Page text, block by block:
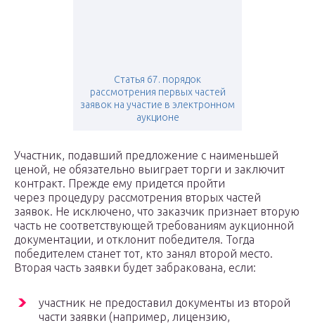
Статья 67. порядок
рассмотрения первых частей
заявок на участие в электронном
аукционе
Участник, подавший предложение с наименьшей
ценой, не обязательно выиграет торги и заключит
контракт. Прежде ему придется пройти
через процедуру рассмотрения вторых частей
заявок. Не исключено, что заказчик признает вторую
часть не соответствующей требованиям аукционной
документации, и отклонит победителя. Тогда
победителем станет тот, кто занял второй место.
Вторая часть заявки будет забракована, если:
участник не предоставил документы из второй
части заявки (например, лицензию,